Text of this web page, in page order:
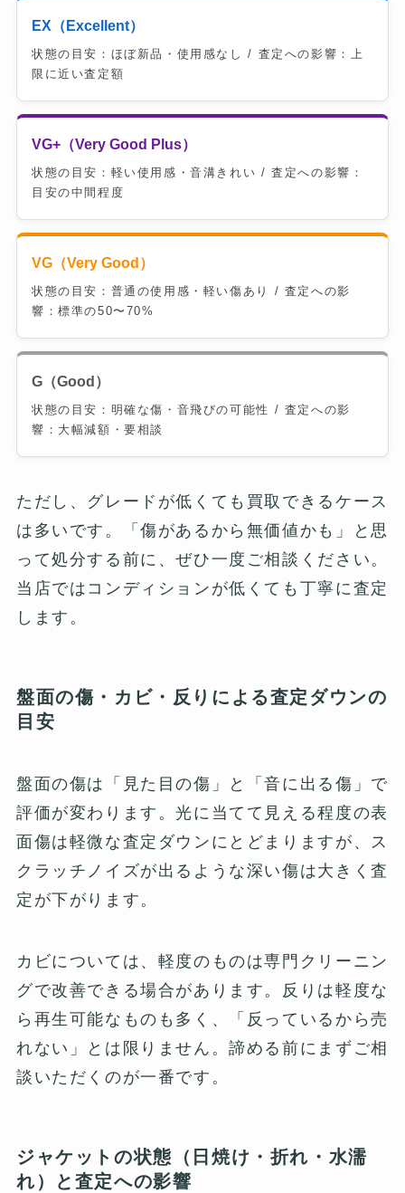
EX（Excellent）
状態の目安：ほぼ新品・使用感なし / 査定への影響：上
限に近い査定額
VG+（Very Good Plus）
状態の目安：軽い使用感・音溝きれい / 査定への影響：
目安の中間程度
VG（Very Good）
状態の目安：普通の使用感・軽い傷あり / 査定への影
響：標準の50〜70%
G（Good）
状態の目安：明確な傷・音飛びの可能性 / 査定への影
響：大幅減額・要相談
ただし、グレードが低くても買取できるケース
は多いです。「傷があるから無価値かも」と思
って処分する前に、ぜひ一度ご相談ください。
当店ではコンディションが低くても丁寧に査定
します。
盤面の傷・カビ・反りによる査定ダウンの
目安
盤面の傷は「見た目の傷」と「音に出る傷」で
評価が変わります。光に当てて見える程度の表
面傷は軽微な査定ダウンにとどまりますが、ス
クラッチノイズが出るような深い傷は大きく査
定が下がります。
カビについては、軽度のものは専門クリーニン
グで改善できる場合があります。反りは軽度な
ら再生可能なものも多く、「反っているから売
れない」とは限りません。諦める前にまずご相
談いただくのが一番です。
ジャケットの状態（日焼け・折れ・水濡
れ）と査定への影響